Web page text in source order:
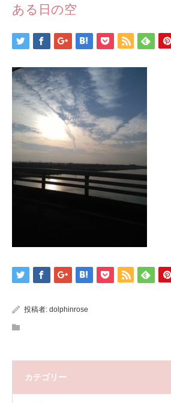
ある日の空
投稿者: dolphinrose
カテゴリー